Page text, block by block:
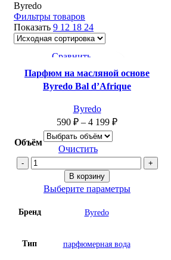
Byredo
Фильтры товаров
Показать 9 12 18 24
Сравнить
Быстрый просмотр
Добавить в список желаний
Парфюм на масляной основе
Byredo Bal d’Afrique
Byredo
590 ₽ – 4 199 ₽
Объём
Очистить
Количество
Парфюм
масляной
Byredo
В корзину
Выберите параметры
Бренд Byredo
Тип парфюмерная вода